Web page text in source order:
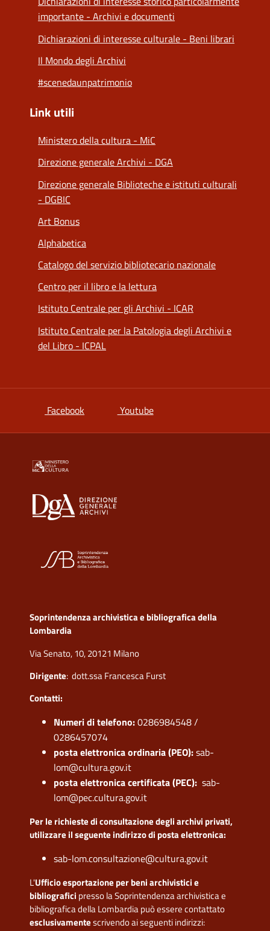
importante - Archivi e documenti
Dichiarazioni di interesse culturale - Beni librari
Il Mondo degli Archivi
#scenedaunpatrimonio
Link utili
Ministero della cultura - MiC
Direzione generale Archivi - DGA
Direzione generale Biblioteche e istituti culturali
- DGBIC
Art Bonus
Alphabetica
Catalogo del servizio bibliotecario nazionale
Centro per il libro e la lettura
Istituto Centrale per gli Archivi - ICAR
Istituto Centrale per la Patologia degli Archivi e
del Libro - ICPAL
Facebooksi apre in una nuova scheda
Youtubesi apre in una nuova scheda
Soprintendenza archivistica e bibliografica della
Lombardia
Via Senato, 10, 20121 Milano
Dirigente: dott.ssa Francesca Furst
Contatti:
Numeri di telefono:0286984548 /
0286457074
posta elettronica ordinaria (PEO):sab-
lom@cultura.gov.it
posta elettronica certificata (PEC):sab-
lom@pec.cultura.gov.it
Per le richieste di consultazione degli archivi privati,
utilizzare il seguente indirizzo di posta elettronica:
sab-lom.consultazione@cultura.gov.it
L'Ufficio esportazione per beni archivistici e
bibliografici presso la Soprintendenza archivistica e
bibliografica della Lombardia può essere contattato
esclusivamentescrivendo ai seguenti indirizzi: